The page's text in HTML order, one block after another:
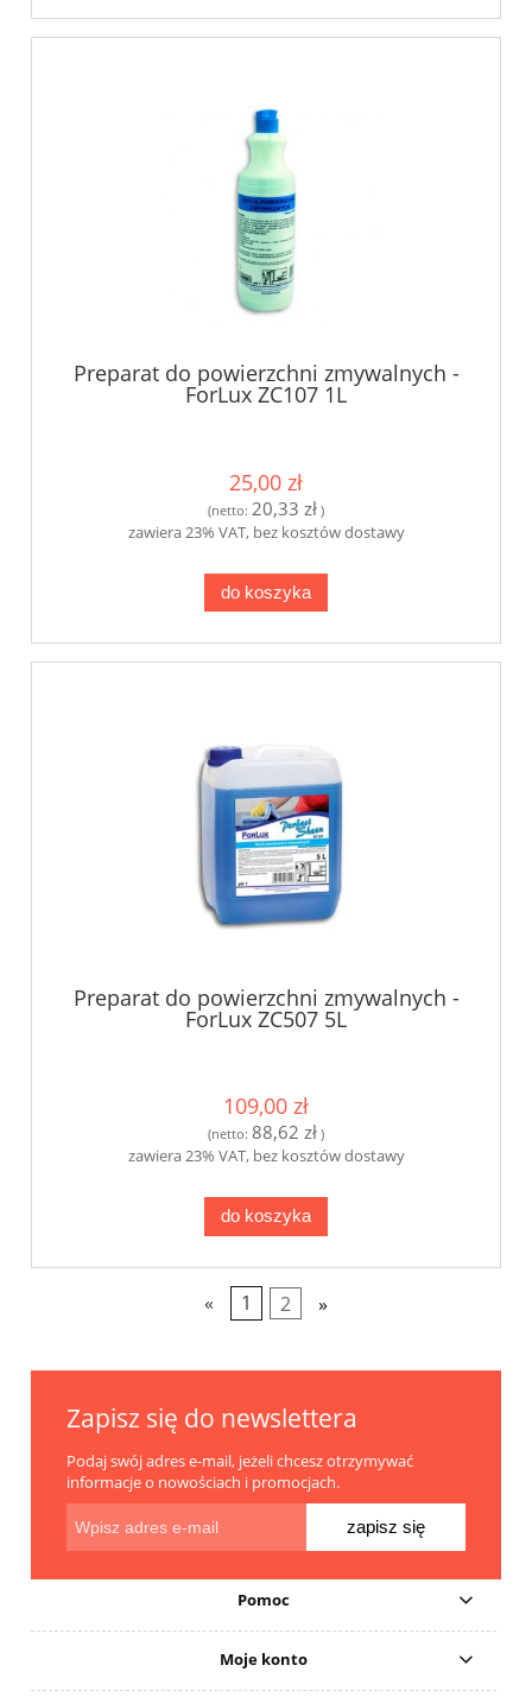
Preparat do powierzchni zmywalnych -
ForLux ZC107 1L
25,00 zł
(netto: 20,33 zł )
zawiera 23% VAT, bez kosztów dostawy
do koszyka
Preparat do powierzchni zmywalnych -
ForLux ZC507 5L
109,00 zł
(netto: 88,62 zł )
zawiera 23% VAT, bez kosztów dostawy
do koszyka
« 1 2 »
Zapisz się do newslettera
Podaj swój adres e-mail, jeżeli chcesz otrzymywać
informacje o nowościach i promocjach.
zapisz się
Pomoc
Moje konto